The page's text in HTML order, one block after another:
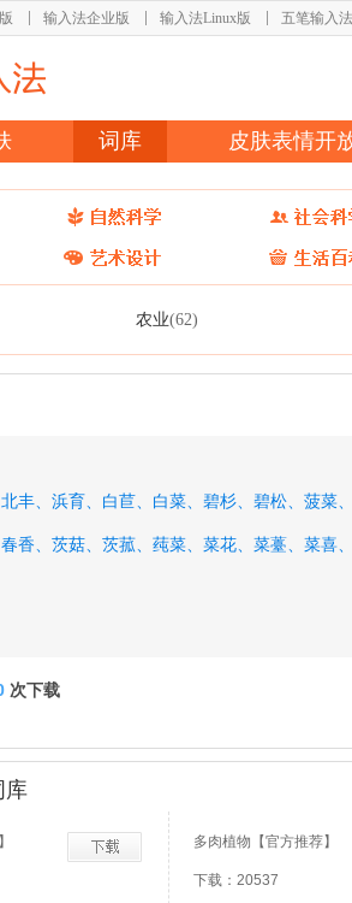
输入法企业版 输入法Linux版 五笔输入法
词库 皮肤表情开
农业(62)
北丰、 浜育、 白苣、 白菜、 碧杉、 碧松、 菠菜
春香、 茨菇、 茨菰、 莼菜、 菜花、 菜薹、 菜喜
次下载
库
多肉植物【官方推荐】
下载：20537